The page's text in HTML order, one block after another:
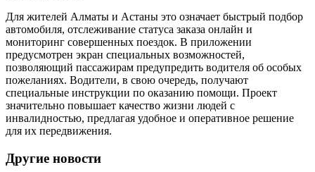
Для жителей Алматы и Астаны это означает быстрый подбор
автомобиля, отслеживание статуса заказа онлайн и
мониторинг совершенных поездок. В приложении
предусмотрен экран специальных возможностей,
позволяющий пассажирам предупредить водителя об особых
пожеланиях. Водители, в свою очередь, получают
специальные инструкции по оказанию помощи. Проект
значительно повышает качество жизни людей с
инвалидностью, предлагая удобное и оперативное решение
для их передвижения.
Другие новости